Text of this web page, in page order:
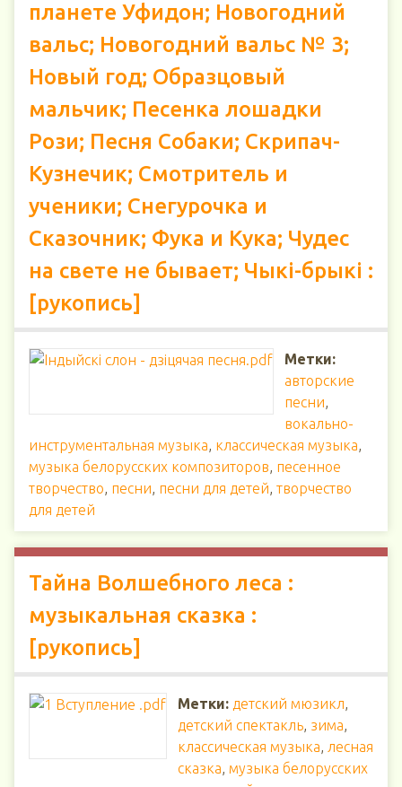
планете Уфидон; Новогодний
вальс; Новогодний вальс № 3;
Новый год; Образцовый
мальчик; Песенка лошадки
Рози; Песня Собаки; Скрипач-
Кузнечик; Смотритель и
ученики; Снегурочка и
Сказочник; Фука и Кука; Чудес
на свете не бывает; Чыкі-брыкі :
[рукопись]
Метки:
авторские
песни,
вокально-
инструментальная музыка, классическая музыка,
музыка белорусских композиторов, песенное
творчество, песни, песни для детей, творчество
для детей
Тайна Волшебного леса :
музыкальная сказка :
[рукопись]
Метки: детский мюзикл,
детский спектакль, зима,
классическая музыка, лесная
сказка, музыка белорусских